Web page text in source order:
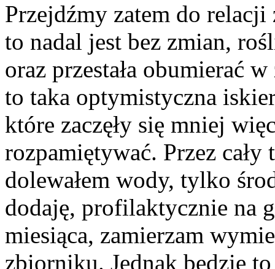
Przejdźmy zatem do
to nadal jest bez zmian,
oraz przestała obumierać
to taka optymistyczna
które zaczęły się mniej
rozpamiętywać. Przez
dolewałem wody, tylko
dodaję, profilaktycznie na
miesiąca, zamierzam
zbiorniku. Jednak będzie